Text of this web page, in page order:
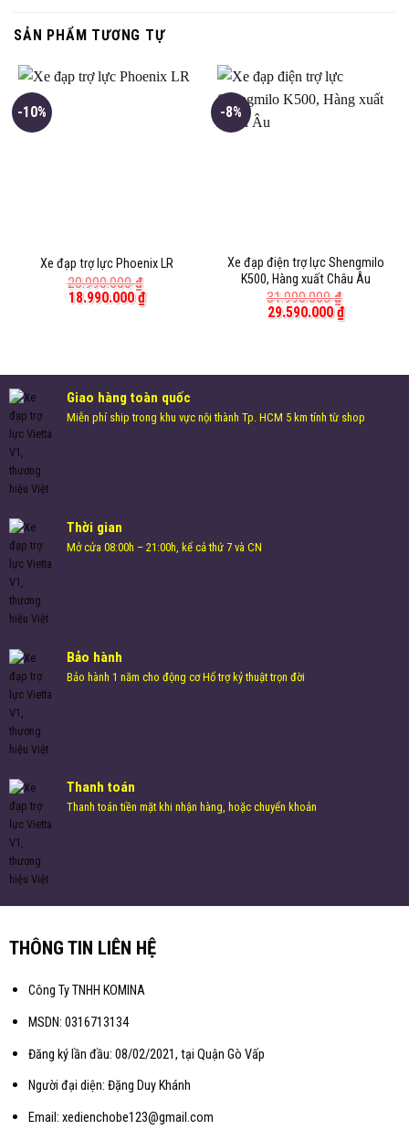
SẢN PHẨM TƯƠNG TỰ
-10%
Xe đạp trợ lực Phoenix LR
20.990.000₫
Giá
18.990.000₫Giá
hiện
-8%
Xe đạp điện trợ lực Shengmilo
K500, Hàng xuất Châu Âu
31.990.000₫
Giá
29.590.000₫Giá
hiện
Giao hàng toàn quốc
Miễn phí ship trong khu vực nội thành Tp. HCM 5 km tính từ shop
Thời gian
Mở cửa 08:00h – 21:00h, kể cả thứ 7 và CN
Bảo hành
Bảo hành 1 năm cho động cơ Hổ trợ kỷ thuật trọn đời
Thanh toán
Thanh toán tiền mặt khi nhận hàng, hoặc chuyển khoản
THÔNG TIN LIÊN HỆ
Công Ty TNHH KOMINA
MSDN: 0316713134
Đăng ký lần đầu: 08/02/2021, tại Quận Gò Vấp
Người đại diện: Đặng Duy Khánh
Email: xedienchobe123@gmail.com